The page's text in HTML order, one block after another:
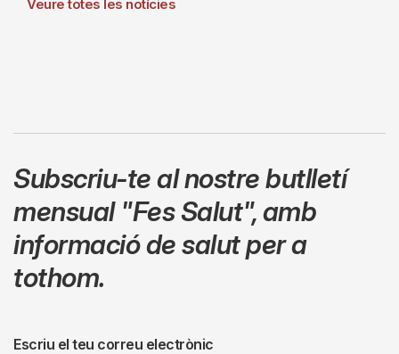
Veure totes les notícies
Subscriu-te al nostre butlletí
mensual "Fes Salut",amb
informació de salut per a
tothom.
Escriu el teu correu electrònic